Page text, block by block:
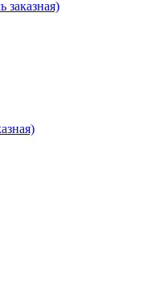
заказная)